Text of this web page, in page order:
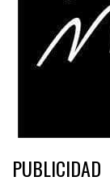
PUBLICIDAD